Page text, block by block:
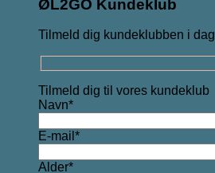
ØL2GO Kundeklub
Tilmeld dig kundeklubben i dag
Tilmeld dig til vores kundeklub
Navn*
E-mail*
Alder*